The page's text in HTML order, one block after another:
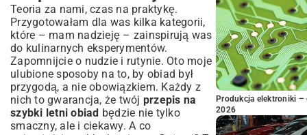
Teoria za nami, czas na praktykę.
Przygotowałam dla was kilka kategorii,
które – mam nadzieję – zainspirują was
do kulinarnych eksperymentów.
Zapomnijcie o nudzie i rutynie. Oto moje
ulubione sposoby na to, by obiad był
przygodą, a nie obowiązkiem. Każdy z
nich to gwarancja, że twój przepis na
szybki letni obiad będzie nie tylko
smaczny, ale i ciekawy. A co
Produkcja elektroniki –
2026